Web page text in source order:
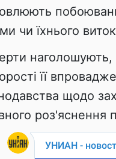
чи їхнього
наголошують,
її
щодо
роз'яснення